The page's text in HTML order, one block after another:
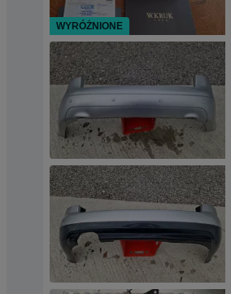
WYRÓŻNIONE